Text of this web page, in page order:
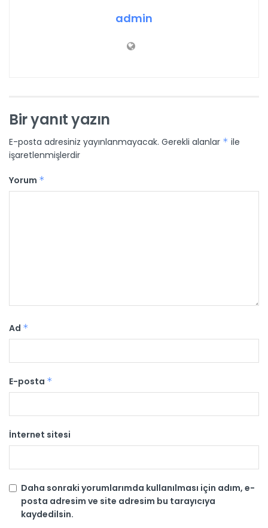
admin
Bir yanıt yazın
E-posta adresiniz yayınlanmayacak. Gerekli alanlar * ile
işaretlenmişlerdir
Yorum *
Ad *
E-posta *
İnternet sitesi
Daha sonraki yorumlarımda kullanılması için adım, e-
posta adresim ve site adresim bu tarayıcıya
kaydedilsin.